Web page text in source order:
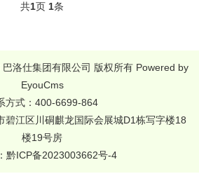
共1页 1条
洛仕集团有限公司 版权所有Powered by
EyouCms
方式：400-6699-864
碧江区川硐麒龙国际会展城D1栋写字楼18
楼19号房
黔ICP备2023003662号-4